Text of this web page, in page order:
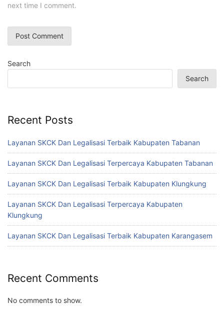
next time I comment.
Search
Search
Recent Posts
Layanan SKCK Dan Legalisasi Terbaik Kabupaten Tabanan
Layanan SKCK Dan Legalisasi Terpercaya Kabupaten Tabanan
Layanan SKCK Dan Legalisasi Terbaik Kabupaten Klungkung
Layanan SKCK Dan Legalisasi Terpercaya Kabupaten
Klungkung
Layanan SKCK Dan Legalisasi Terbaik Kabupaten Karangasem
Recent Comments
No comments to show.